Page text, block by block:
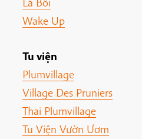
Wake Up
Tu viện
Plumvillage
Village Des Pruniers
Thai Plumvillage
Tu Viện Vườn Ươm